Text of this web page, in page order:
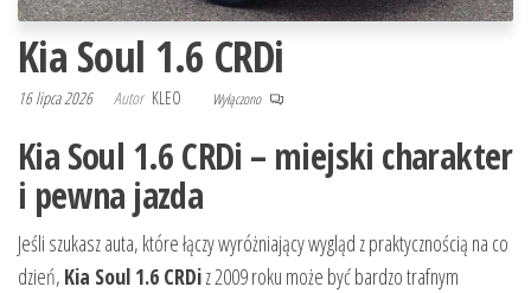
Kia Soul 1.6 CRDi
16 lipca 2026 Autor KLEO Wyłączono
Kia Soul 1.6 CRDi – miejski charakter
i pewna jazda
Jeśli szukasz auta, które łączy wyróżniający wygląd z praktycznością na co
dzień, Kia Soul 1.6 CRDiz 2009 roku może być bardzo trafnym